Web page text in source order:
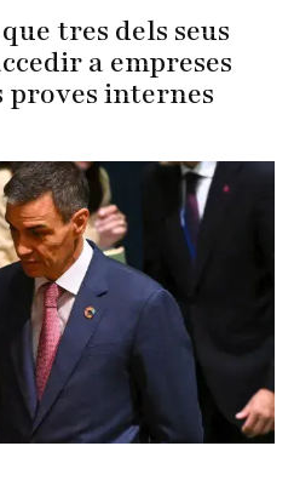
tres dels seus
a empreses
internes